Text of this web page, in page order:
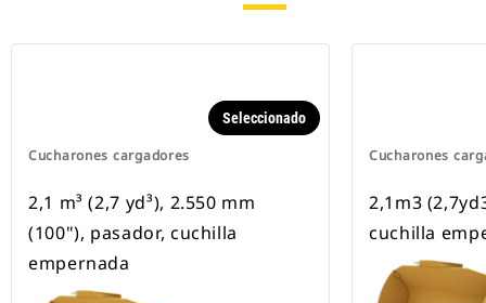
Cucharones cargadores
Seleccionado
2,1 m³ (2,7 yd³), 2.550 mm
(100"), pasador, cuchilla
empernada
Cucharones
2,1m3
cuchilla